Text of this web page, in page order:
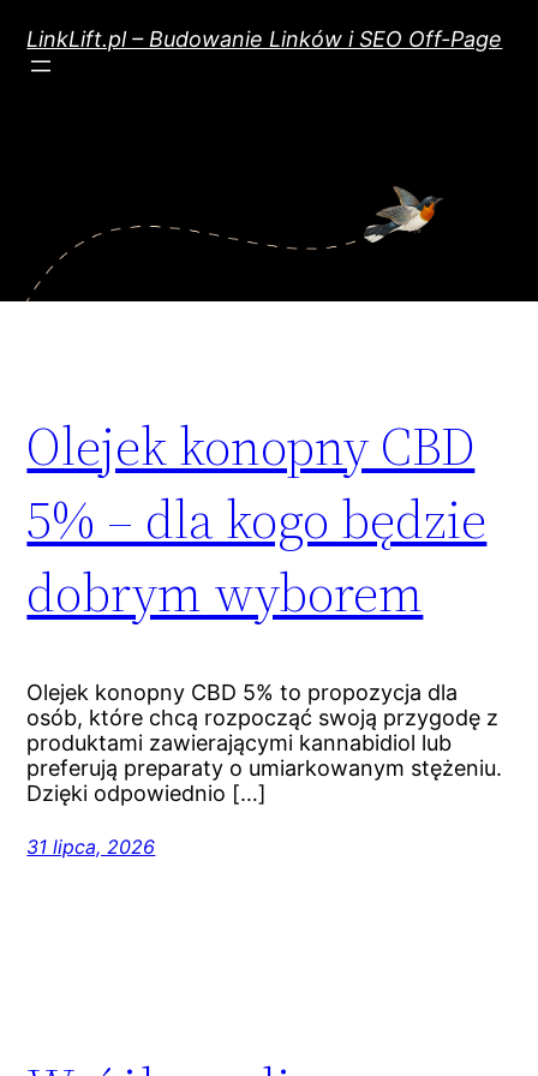
treści
LinkLift.pl – Budowanie Linków i SEO Off-Page
Olejek konopny CBD
5% – dla kogo będzie
dobrym wyborem
Olejek konopny CBD 5% to propozycja dla
osób, które chcą rozpocząć swoją przygodę z
produktami zawierającymi kannabidiol lub
preferują preparaty o umiarkowanym stężeniu.
Dzięki odpowiednio […]
31 lipca, 2026